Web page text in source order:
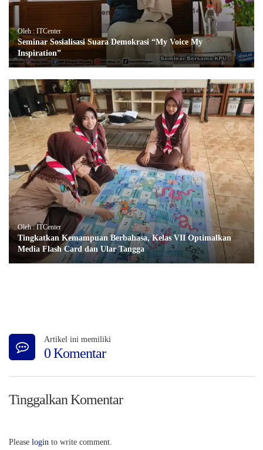
Oleh : ITCenter
Seminar Sosialisasi Suara Demokrasi “My Voice My
Inspiration”
Oleh : ITCenter
Tingkatkan Kemampuan Berbahasa, Kelas VII Optimalkan
Media Flash Card dan Ular Tangga
Artikel ini memiliki
0 Komentar
Tinggalkan Komentar
Please login to write comment.